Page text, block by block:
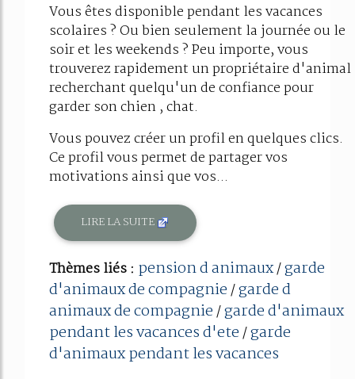
Vous êtes disponible pendant les vacances
scolaires ? Ou bien seulement la journée ou le
soir et les weekends ? Peu importe, vous
trouverez rapidement un propriétaire d'animal
recherchant quelqu'un de confiance pour
garder son chien , chat.
Vous pouvez créer un profil en quelques clics.
Ce profil vous permet de partager vos
motivations ainsi que vos...
LIRE LA SUITE
Thèmes liés : pension d animaux/garde
d'animaux de compagnie/garde d
animaux de compagnie/garde d'animaux
pendant les vacances d'ete/garde
d'animaux pendant les vacances